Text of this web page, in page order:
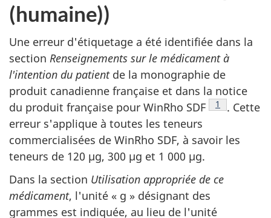
(humaine))
Une erreur d'étiquetage a été identifiée dans la
section Renseignements sur le médicament à
l'intention du patientde la monographie de
produit canadienne française et dans la notice
du produit française pour WinRho SDF
Note de bas
1
. Cette
erreur s'applique à toutes les teneurs
commercialisées de WinRho SDF, à savoir les
teneurs de 120 µg, 300 µg et 1 000 µg.
Dans la section Utilisation appropriée de ce
médicament, l'unité « g » désignant des
grammes est indiquée, au lieu de l'unité